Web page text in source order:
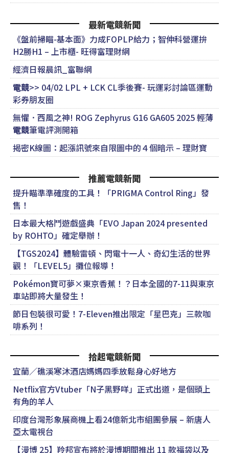
最新電競新聞
《盤前掃瞄-基本面》力成FOPLP給力；智伸科營運拚
H2勝H1 – 上市櫃- 旺得富理財網
經濟日報晨訊_富聯網
電競>> 04/02 LPL + LCK CL季後賽- 玩運彩討論區運動
彩券朋友圈
無懼．西風之神! ROG Zephyrus G16 GA605 2025 輕薄
電競筆電評測開箱
揭密K線圖：起漲訊號來自限圖中的４個暗示 – 理財寶
推薦電競新聞
提升瞄準準確度的工具！「PRIGMA Control Ring」發
售！
日本最大格鬥遊戲盛典「EVO Japan 2024 presented
by ROHTO」確定舉辦！
【TGS2024】體驗雷頓、閃電十一人、奇幻生活的世界
觀！「LEVEL5」攤位報導！
Pokémon寶可夢×東京香蕉！？日本全國的7-11與東京
車站即將大量發生！
節日包裝很可愛！7-Eleven推出限定「星巴克」三款咖
啡系列！
拾起電競新聞
宜蘭／礁溪寒沐酒店媽媽四季放鬆身心好地方
Netflix官方Vtuber「N子黑野咩」正式出道，是個頭上
有角的羊人
印度台灣形象展商機上看24億新北市組團參展 – 新唐人
亞太電視台
【漫博 25】羚邦宣布將於漫博期間推出 11 款福袋以及